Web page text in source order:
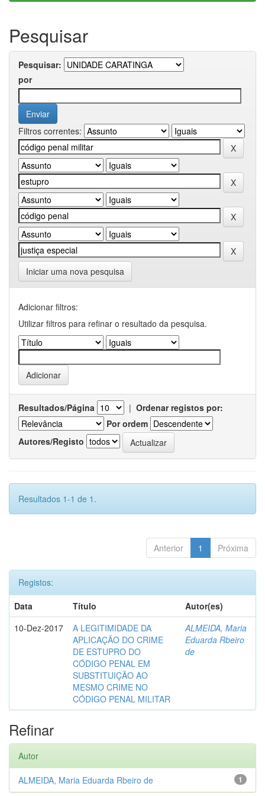
Pesquisar
Pesquisar:
por
Filtros correntes:
Iniciar uma nova pesquisa
Adicionar filtros:
Utilizar filtros para refinar o resultado da pesquisa.
Resultados/Página | Ordenar registos por:
Por ordem
Autores/Registo
Resultados 1-1 de 1.
Anterior 1 Próxima
Registos:
Data
Título
Autor(es)
10-Dez-2017
A LEGITIMIDADE DA
APLICAÇÃO DO CRIME
DE ESTUPRO DO
CÓDIGO PENAL EM
SUBSTITUIÇÃO AO
MESMO CRIME NO
CÓDIGO PENAL MILITAR
ALMEIDA, Maria
Eduarda Rbeiro
de
Refinar
Autor
1
ALMEIDA, Maria Eduarda Rbeiro de